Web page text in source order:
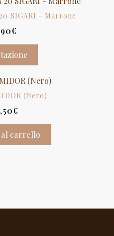
SIGARI – Marrone
€
(Nero)
€
carrello